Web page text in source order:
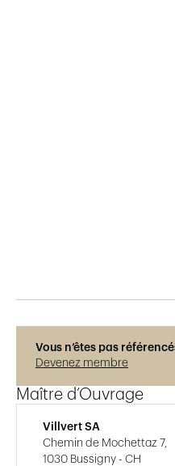
Vous n’êtes pas
Devenez membre
Maître d’Ouvrage
Villvert SA
Chemin de Mochettaz 7,
1030 Bussigny - CH